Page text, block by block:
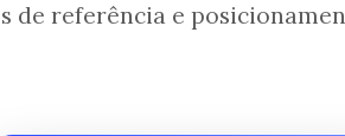
de referência e